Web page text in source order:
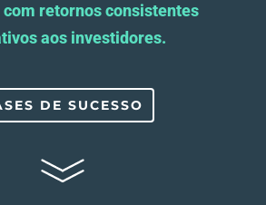
retornos consistentes
aos investidores.
DE SUCESSO